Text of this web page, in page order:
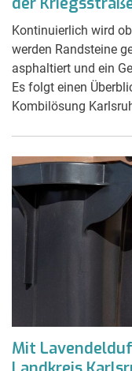
Kontinuierlich wird
werden Randsteine
asphaltiert und ein
Es folgt einen
Kombilösung
Mit